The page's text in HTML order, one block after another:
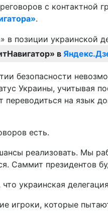
с контактной
.
в
безопасности
Украины, учитывая
на язык
есть.
реализовать. Мы
Саммит президентов
украинская
игроки, которые